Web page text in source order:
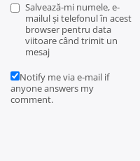
Salvează-mi numele, e-
mailul și telefonul în acest
browser pentru data
viitoare când trimit un
mesaj
Notify me via e-mail if
anyone answers my
comment.